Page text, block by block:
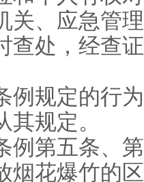
关、应急管
查处，经查
例规定的行
规定。
例第五条、
烟花爆竹的